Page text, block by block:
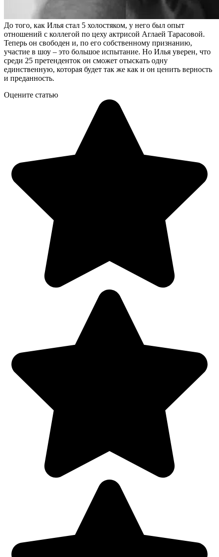
До того, как Илья стал 5 холостяком, у него был опыт
отношений с коллегой по цеху актрисой Аглаей Тарасовой.
Теперь он свободен и, по его собственному признанию,
участие в шоу – это большое испытание. Но Илья уверен, что
среди 25 претенденток он сможет отыскать одну
единственную, которая будет так же как и он ценить верность
и преданность.
Оцените статью